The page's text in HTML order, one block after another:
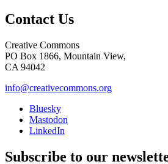
Contact Us
Creative Commons
PO Box 1866, Mountain View,
CA 94042
info@creativecommons.org
Bluesky
Mastodon
LinkedIn
Subscribe to our